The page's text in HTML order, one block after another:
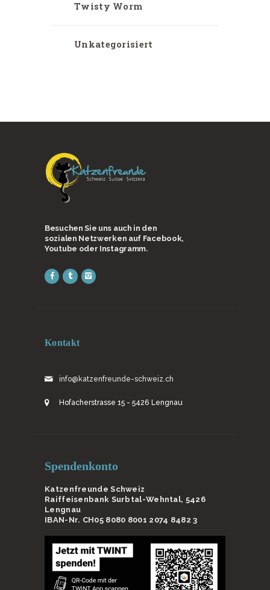
Twisty Worm
Unkategorisiert
Besuchen Sie uns auch in den
sozialen Netzwerken auf Facebook,
Youtube oder Instagramm.
Kontakt
info@katzenfreunde-schweiz.ch
Hofacherstrasse 15 - 5426 Lengnau
Spendenkonto
Katzenfreunde Schweiz
Raiffeisenbank Surbtal-Wehntal, 5426
Lengnau
IBAN-Nr. CH05 8080 8001 2074 8482 3